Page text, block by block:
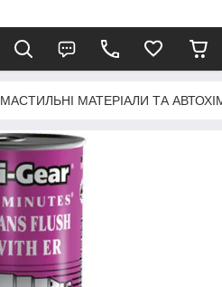
МАСТИЛЬНІ МАТЕРІАЛИ ТА